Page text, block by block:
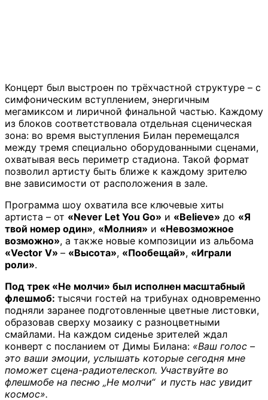
Концерт был выстроен по трёхчастной структуре – с
симфоническим вступлением, энергичным
мегамиксом и лиричной финальной частью. Каждому
из блоков соответствовала отдельная сценическая
зона: во время выступления Билан перемещался
между тремя специально оборудованными сценами,
охватывая весь периметр стадиона. Такой формат
позволил артисту быть ближе к каждому зрителю
вне зависимости от расположения в зале.
Программа шоу охватила все ключевые хиты
артиста – от «Never Let You Go» и «Believe» до «Я
твой номер один», «Молния» и «Невозможное
возможно», а также новые композиции из альбома
«Vector V» – «Высота», «Пообещай», «Играли
роли».
Под трек «Не молчи» был исполнен масштабный
флешмоб: тысячи гостей на трибунах одновременно
подняли заранее подготовленные цветные листовки,
образовав сверху мозаику с разноцветными
смайлами. На каждом сиденье зрителей ждал
конверт с посланием от Димы Билана: «Ваш голос –
это ваши эмоции, услышать которые сегодня мне
поможет сцена-радиотелескоп. Участвуйте во
флешмобе на песню „Не молчи“ и пусть нас увидит
космос».